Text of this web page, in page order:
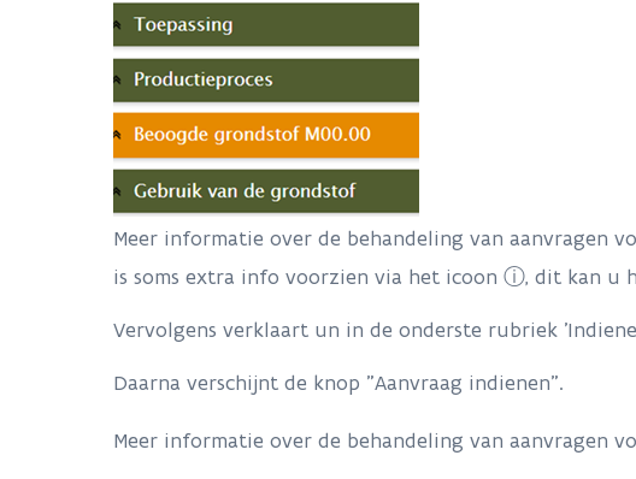
Meer informatie over de behandeling van aanvragen
is soms extra info voorzien via het icoon ⓘ, dit kan u
Vervolgens verklaart un in de onderste rubriek
Daarna verschijnt de knop "Aanvraag indienen".
Meer informatie over de behandeling van aanvragen